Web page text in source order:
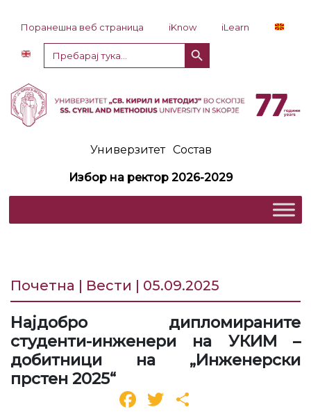
Поранешна веб страница iKnow
iLearn
Пребарај
за:
Копче за пребарување
Универзитет Состав
Избор на ректор 2026-2029
Почетна | Вести | 05.09.2025
Најдобро дипломираните
студенти-инженери на УКИМ –
добитници на „Инженерски
прстен 2025“
Facebook
Twitter